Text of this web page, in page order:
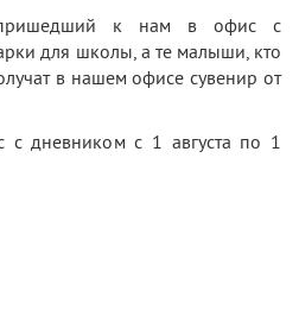
к нам в офис с
для школы, а те малыши, кто
в нашем офисе сувенир от
дневником с 1 августа по 1